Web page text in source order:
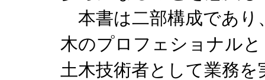
本書は二部構成であり
木のプロフェショナル
土木技術者として業務